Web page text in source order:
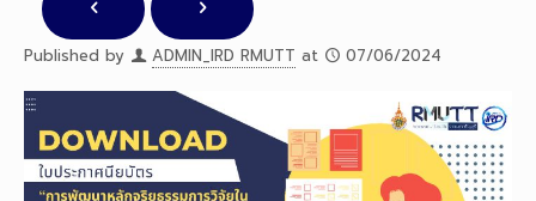
Published by ADMIN_IRD RMUTT at 07/06/2024